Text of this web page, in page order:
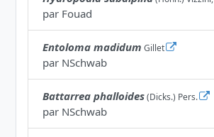
par Fouad
Entoloma madidum Gillet
par NSchwab
Battarrea phalloides(Dicks.) Pers.
par NSchwab